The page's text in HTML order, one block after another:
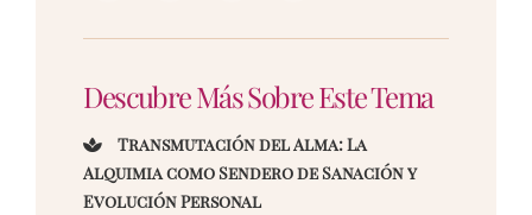
Descubre Más Sobre Este Tema
Transmutación del Alma: La
Alquimia como Sendero de Sanación y
Evolución Personal